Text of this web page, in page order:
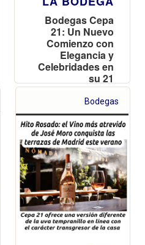
Bodegas Cepa
21: Un Nuevo
Comienzo con
Elegancia y
Celebridades en
su 21
Aniversario
Bodegas